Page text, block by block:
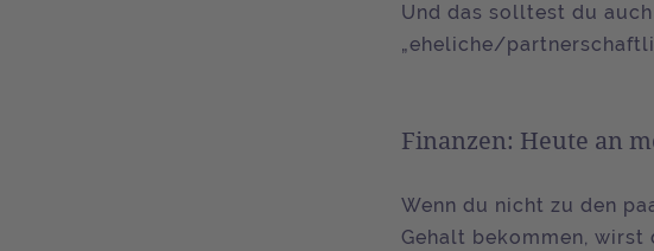
Und das solltest du
„eheliche/
Finanzen: Heute an
Wenn du nicht zu den
Gehalt bekommen, wirst